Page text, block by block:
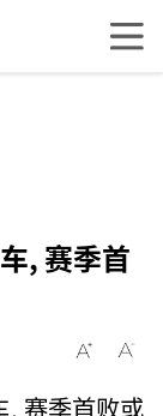
, 赛季首
, 赛季首败或